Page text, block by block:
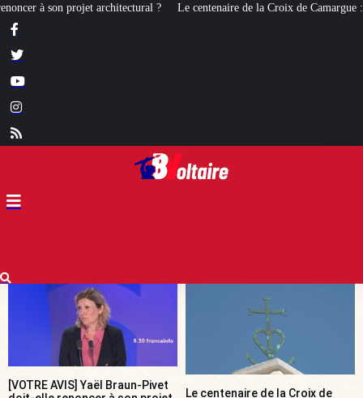
centenaire de la Croix de Camargue : un symbole et un signe d’appartenance
[VOTRE AVIS] Yaël Braun-Pivet
Le centenaire de la Croix de